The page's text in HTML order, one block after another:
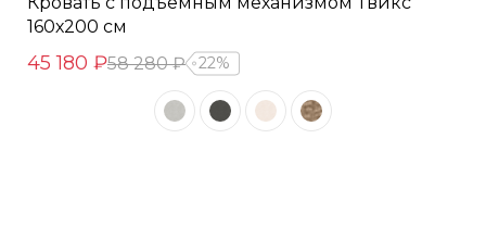
160х200 см
45 180 ₽58 280 ₽ 22%